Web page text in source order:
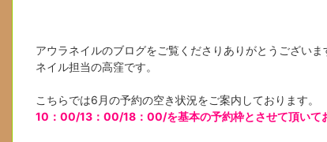
アウラネイルのブログをご覧くださりありがとうございま
ネイル担当の高窪です。
こちらでは6 月の予約の空き状況をご案内しております。
10：00/13：00/18：00/を基本の予約枠とさせて頂いて